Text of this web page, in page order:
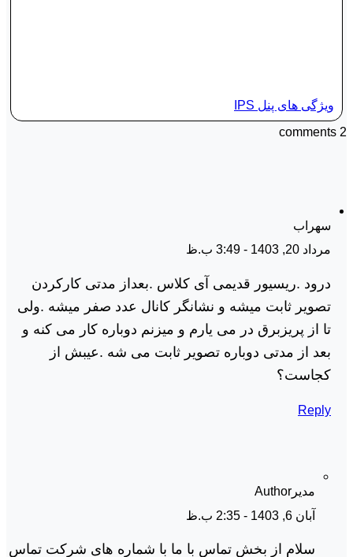
ویژگی های پنل IPS
2 comments
سهراب
مرداد 20, 1403 - 3:49 ب.ظ
درود .ریسیور قدیمی آی کلاس .بعداز مدتی کارکردن
تصویر ثابت میشه و نشانگر کانال عدد صفر میشه .ولی
تا از پریزبرق در می یارم و میزنم دوباره کار می کنه و
بعد از مدتی دوباره تصویر ثابت می شه .عیبش از
کجاست؟
Reply
مدیر Author
آبان 6, 1403 - 2:35 ب.ظ
سلام از بخش تماس با ما با شماره های شرکت تماس